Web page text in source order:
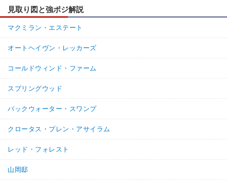
見取り図と強ポジ解説
マクミラン・エステート
オートヘイヴン・レッカーズ
コールドウィンド・ファーム
スプリングウッド
バックウォーター・スワンプ
クロータス・プレン・アサイラム
レッド・フォレスト
山岡邸